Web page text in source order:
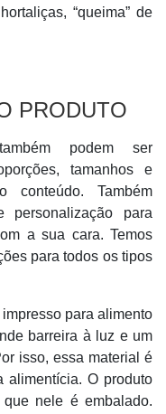
“queima” de
PRODUTO
podem ser
tamanhos e
conteúdo. Também
personalização para
a sua cara. Temos
para todos os tipos
para alimento
barreira à luz e um
isso, essa material é
alimentícia. O produto
nele é embalado.